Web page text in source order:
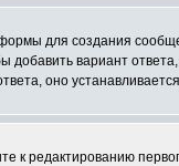
формы для создания
добавить вариант
оно
редактированию